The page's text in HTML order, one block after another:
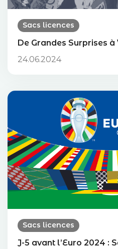
Sacs licences
De Grandes Surprises
24.06.2024
Sacs licences
J-5 avant l’Euro 2024 :